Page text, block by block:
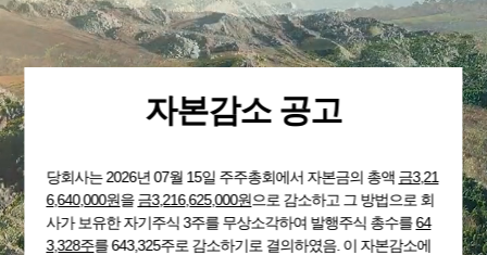
자본감소 공고
당회사는 2026년 07월 15일 주주총회에서 자본금의 총액 금3,21
6,640,000원을금3,216,625,000원으로 감소하고 그 방법으로 회
사가 보유한 자기주식 3주를 무상소각하여 발행주식 총수를64
3,328주를 643,325주로 감소하기로 결의하였음. 이 자본감소에